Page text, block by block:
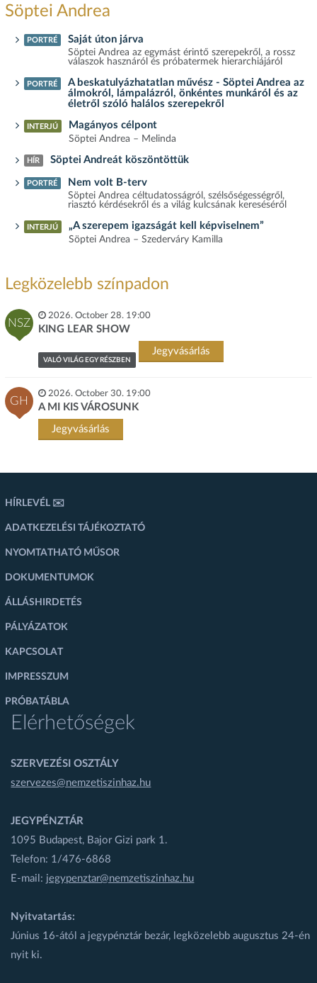
Söptei Andrea
PORTRÉ Saját úton járva
Söptei Andrea az egymást érintő szerepekről, a rossz
válaszok hasznáról és próbatermek hierarchiájáról
PORTRÉ
A beskatulyázhatatlan művész - Söptei Andrea az
álmokról, lámpalázról, önkéntes munkáról és az
életről szóló halálos szerepekről
INTERJÚ Magányos célpont
Söptei Andrea – Melinda
HÍR Söptei Andreát köszöntöttük
PORTRÉ Nem volt B-terv
Söptei Andrea céltudatosságról, szélsőségességről,
riasztó kérdésekről és a világ kulcsának kereséséről
INTERJÚ „A szerepem igazságát kell képviselnem”
Söptei Andrea – Szederváry Kamilla
Legközelebb színpadon
NSZ
2026. October 28. 19:00
KING LEAR SHOW
VALÓ VILÁG EGY RÉSZBEN
Jegyvásárlás
GH
2026. October 30. 19:00
A MI KIS VÁROSUNK
Jegyvásárlás
HÍRLEVÉL ✉️
ADATKEZELÉSI TÁJÉKOZTATÓ
NYOMTATHATÓ MŰSOR
DOKUMENTUMOK
ÁLLÁSHIRDETÉS
PÁLYÁZATOK
KAPCSOLAT
IMPRESSZUM
PRÓBATÁBLA
Elérhetőségek
SZERVEZÉSI OSZTÁLY
szervezes@nemzetiszinhaz.hu
JEGYPÉNZTÁR
1095 Budapest, Bajor Gizi park 1.
Telefon: 1/476-6868
E-mail: jegypenztar@nemzetiszinhaz.hu
Nyitvatartás:
Június 16-ától a jegypénztár bezár, legközelebb augusztus 24-én
nyit ki.